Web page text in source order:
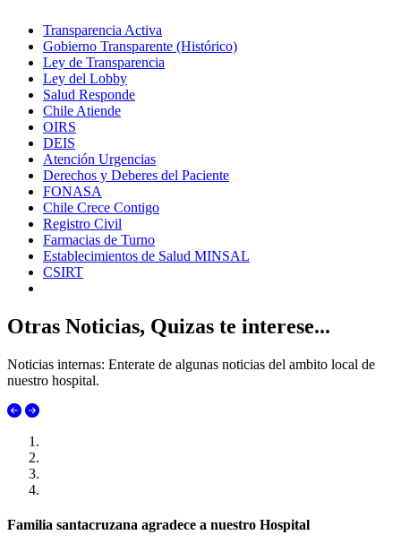
Transparencia Activa
Gobierno Transparente (Histórico)
Ley de Transparencia
Ley del Lobby
Salud Responde
Chile Atiende
OIRS
DEIS
Atención Urgencias
Derechos y Deberes del Paciente
FONASA
Chile Crece Contigo
Registro Civil
Farmacias de Turno
Establecimientos de Salud MINSAL
CSIRT
Otras Noticias, Quizas te interese...
Noticias internas: Enterate de algunas noticias del ambito local de
nuestro hospital.
Familia santacruzana agradece a nuestro Hospital